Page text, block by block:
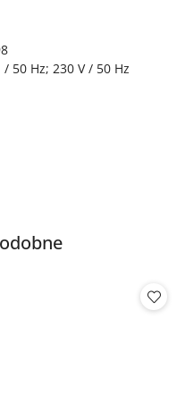
50 Hz; 230 V / 50 Hz